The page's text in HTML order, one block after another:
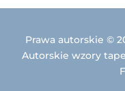
Prawa autorskie ©
Autorskie wzory